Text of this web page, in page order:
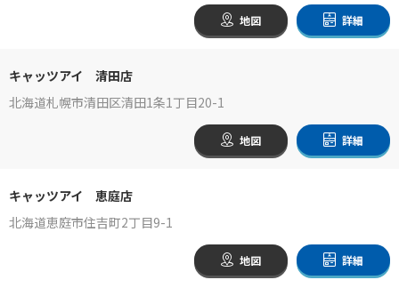
地図 詳細
キャッツアイ 清田店
北海道札幌市清田区清田1条1丁目20-1
地図 詳細
キャッツアイ 恵庭店
北海道恵庭市住吉町2丁目9-1
地図 詳細